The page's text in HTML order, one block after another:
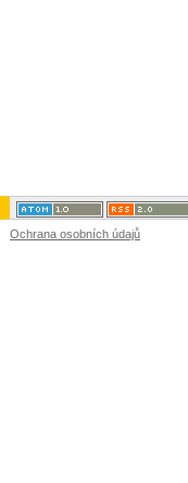
Ochrana osobních údajů